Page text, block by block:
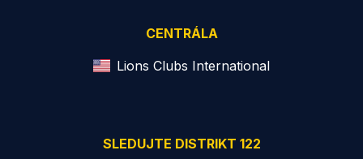
CENTRÁLA
Lions Clubs International
SLEDUJTE DISTRIKT 122